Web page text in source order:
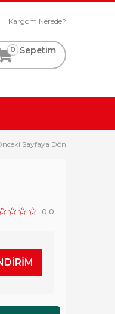
Kargom Nerede?
Sepetim
0
Sayfaya Dön
0.0